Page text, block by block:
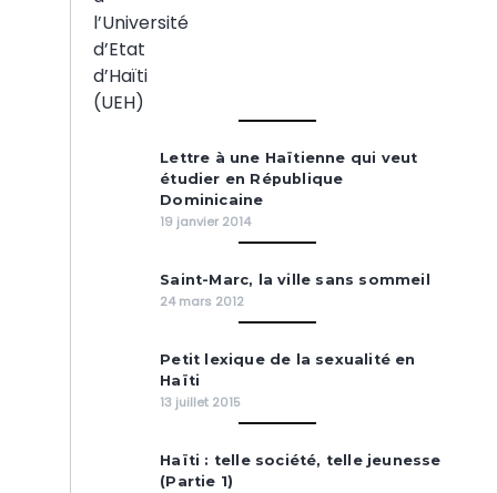
Lettre à une Haïtienne qui veut
étudier en République
Dominicaine
19 janvier 2014
Saint-Marc, la ville sans sommeil
24 mars 2012
Petit lexique de la sexualité en
Haïti
13 juillet 2015
Haïti : telle société, telle jeunesse
(Partie 1)